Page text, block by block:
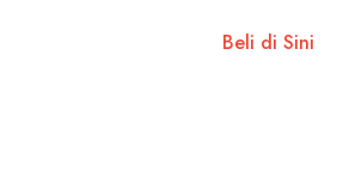
Beli di Sini